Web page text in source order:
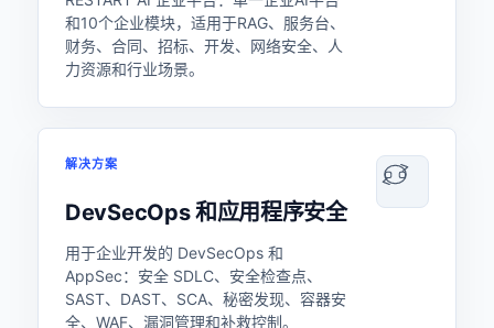
和10个企业模块，适用于RAG、服务台、
财务、合同、招标、开发、网络安全、人
力资源和行业场景。
解决方案
DevSecOps 和应用程序安全
用于企业开发的 DevSecOps 和
AppSec：安全 SDLC、安全检查点、
SAST、DAST、SCA、秘密发现、容器安
全、WAF、漏洞管理和补救控制。